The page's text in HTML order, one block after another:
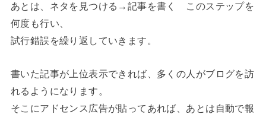
あとは、ネタを見つける→記事を書く このステップを
何度も行い、
試行錯誤を繰り返していきます。
書いた記事が上位表示できれば、多くの人がブログを訪
れるようになります。
そこにアドセンス広告が貼ってあれば、あとは自動で報